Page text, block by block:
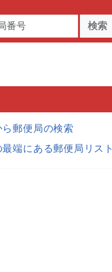
検索
ら郵便局の検索
最端にある郵便局リスト